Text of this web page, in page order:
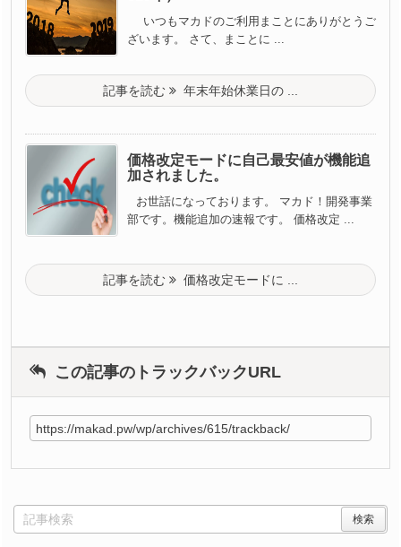
いつもマカドのご利用まことにありがとうご
ざいます。 さて、まことに ...
記事を読む 年末年始休業日の ...
価格改定モードに自己最安値が機能追
加されました。
お世話になっております。 マカド！開発事業
部です。機能追加の速報です。 価格改定 ...
記事を読む 価格改定モードに ...
この記事のトラックバックURL